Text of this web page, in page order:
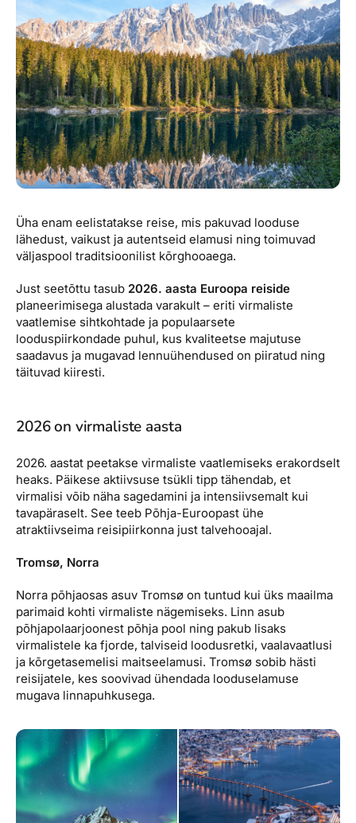
Reisitarvete e-pood
Airalo eSIM
Reisija meelespea
Kuldkaart
Platinum Club
Püsisoodustused
Boonuspunktid
Meist
Ettevõttest, kontaktid, reisikonsultandi teenus, tule
tööle, uudised...
Ettevõttest
Kontaktid
Reisikonsultandi teenus
Tule tööle
Üha enam eelistatakse reise, mis pakuvad looduse
lähedust, vaikust ja autentseid elamusi ning toimuvad
väljaspool traditsioonilist kõrghooaega.
Just seetõttu tasub 2026. aasta Euroopa reiside
planeerimisega alustada varakult – eriti virmaliste
vaatlemise sihtkohtade ja populaarsete
looduspiirkondade puhul, kus kvaliteetse majutuse
saadavus ja mugavad lennuühendused on piiratud ning
täituvad kiiresti.
2026 on virmaliste aasta
2026. aastat peetakse virmaliste vaatlemiseks erakordselt
heaks. Päikese aktiivsuse tsükli tipp tähendab, et
virmalisi võib näha sagedamini ja intensiivsemalt kui
tavapäraselt. See teeb Põhja-Euroopast ühe
atraktiivseima reisipiirkonna just talvehooajal.
Tromsø, Norra
Norra põhjaosas asuv Tromsø on tuntud kui üks maailma
parimaid kohti virmaliste nägemiseks. Linn asub
põhjapolaarjoonest põhja pool ning pakub lisaks
virmalistele ka fjorde, talviseid loodusretki, vaalavaatlusi
ja kõrgetasemelisi maitseelamusi. Tromsø sobib hästi
reisijatele, kes soovivad ühendada looduselamuse
mugava linnapuhkusega.